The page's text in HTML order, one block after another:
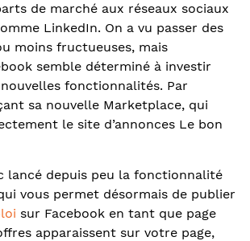
de marché aux réseaux sociaux
LinkedIn. On a vu passer des
moins fructueuses, mais
semble déterminé à investir
fonctionnalités. Par
sa nouvelle Marketplace, qui
le site d’annonces Le bon
lancé depuis peu la fonctionnalité
vous permet désormais de publier
sur Facebook en tant que page
apparaissent sur votre page,